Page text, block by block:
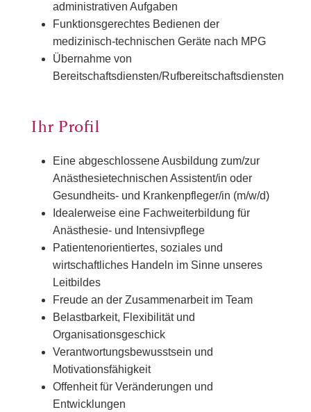
administrativen Aufgaben
Funktionsgerechtes Bedienen der
medizinisch-technischen Geräte nach MPG
Übernahme von
Bereitschaftsdiensten/Rufbereitschaftsdiensten
Ihr Profil
Eine abgeschlossene Ausbildung zum/zur
Anästhesietechnischen Assistent/in oder
Gesundheits- und Krankenpfleger/in (m/w/d)
Idealerweise eine Fachweiterbildung für
Anästhesie- und Intensivpflege
Patientenorientiertes, soziales und
wirtschaftliches Handeln im Sinne unseres
Leitbildes
Freude an der Zusammenarbeit im Team
Belastbarkeit, Flexibilität und
Organisationsgeschick
Verantwortungsbewusstsein und
Motivationsfähigkeit
Offenheit für Veränderungen und
Entwicklungen